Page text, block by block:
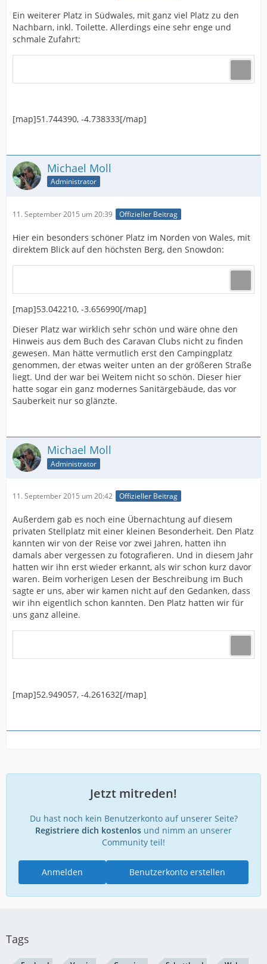
Ein weiterer Platz in Südwales, mit ganz viel Platz zu den
Nachbarn, inkl. Toilette. Allerdings eine sehr enge und
schmale Zufahrt:
[map]51.744390, -4.738333[/map]
Michael Moll
Administrator
11. September 2015 um 20:39 Offizieller Beitrag
Hier ein besonders schöner Platz im Norden von Wales, mit
direktem Blick auf den höchsten Berg, den Snowdon:
[map]53.042210, -3.656990[/map]
Dieser Platz war wirklich sehr schön und wäre ohne den
Hinweis aus dem Buch des Caravan Clubs nicht zu finden
gewesen. Man hätte vermutlich erst den Campingplatz
genommen, der etwas weiter unten an der größeren Straße
liegt. Und der war bei Weitem nicht so schön. Dieser hier
hatte sogar ein ganz modernes Sanitärgebäude, das vor
Sauberkeit nur so glänzte.
Michael Moll
Administrator
11. September 2015 um 20:42 Offizieller Beitrag
Außerdem gab es noch eine Übernachtung auf diesem
privaten Stellplatz mit einer kleinen Besonderheit. Den Platz
kannten wir von der Reise vor zwei Jahren, hatten ihn
damals aber vergessen zu fotografieren. Und in diesem Jahr
hatten wir ihn erst wieder erkannt, als wir schon kurz davor
waren. Beim vorherigen Lesen der Beschreibung im Buch
sagte er uns, aber wir kamen nicht auf den Gedanken, dass
wir ihn eigentlich schon kannten. Den Platz hatten wir für
uns ganz alleine.
[map]52.949057, -4.261632[/map]
Jetzt mitreden!
Du hast noch kein Benutzerkonto auf unserer Seite?
Registriere dich kostenlos und nimm an unserer
Community teil!
Benutzerkonto erstellen
Anmelden
Tags